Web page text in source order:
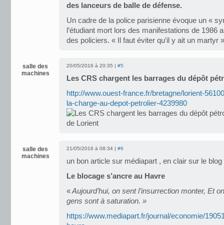
des lanceurs de balle de défense.
Un cadre de la police parisienne évoque un «
l’étudiant mort lors des manifestations de 1986
des policiers. « Il faut éviter qu’il y ait un martyr
salle des
machines
20/05/2016 à 20:35 | #5
Les CRS chargent les barrages du dépôt
http://www.ouest-france.fr/bretagne/lorient-
la-charge-au-depot-petrolier-4239980
salle des
machines
21/05/2016 à 08:34 | #6
un bon article sur médiapart , en clair sur le blog
Le blocage s’ancre au Havre
«Aujourd’hui, on sent l’insurrection monter, Et
gens sont à saturation. »
https://www.mediapart.fr/journal/economie/